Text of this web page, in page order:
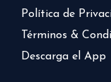
Política de
Términos &
Descarga el App